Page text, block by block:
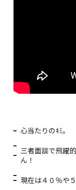
心当たりのｷﾐ。
三者面談で飛躍
ん！
現在は４０％や